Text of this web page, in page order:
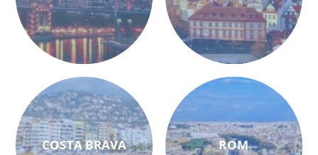
COSTA BRAVA ROM